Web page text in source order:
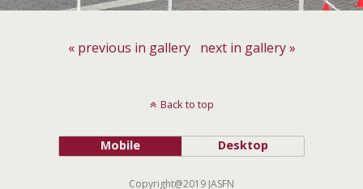
« previous in gallery next in gallery »
Back to top
Mobile Desktop
Copyright@2019 JASFN